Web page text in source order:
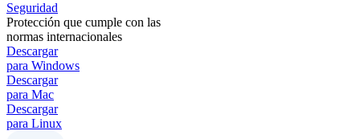
Seguridad
Protección que cumple con las
normas internacionales
Descargar
para Windows
Descargar
para Mac
Descargar
para Linux